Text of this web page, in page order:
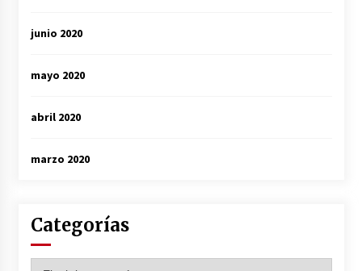
junio 2020
mayo 2020
abril 2020
marzo 2020
Categorías